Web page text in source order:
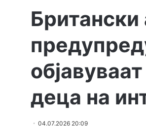
Британски
деца на
04.07.2026 20:09